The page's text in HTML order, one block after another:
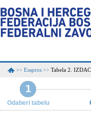
>> Esspros >> Tabela 2.
1
Odaberi tabelu